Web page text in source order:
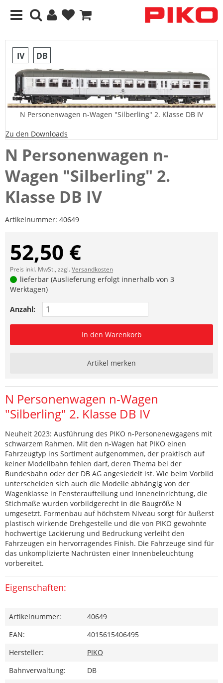
IV DB
N Personenwagen n-Wagen "Silberling" 2. Klasse DB IV
Zu den Downloads
N Personenwagen n-
Wagen "Silberling" 2.
Klasse DB IV
Artikelnummer: 40649
52,50 €
Preis inkl. MwSt., zzgl.Versandkosten
lieferbar (Auslieferung erfolgt innerhalb von 3
Werktagen)
Anzahl:
In den Warenkorb
Artikel merken
N Personenwagen n-Wagen
"Silberling" 2. Klasse DB IV
Neuheit 2023: Ausführung des PIKO n-Personenewgagens mit
schwarzem Rahmen. Mit den n-Wagen hat PIKO einen
Fahrzeugtyp ins Sortiment aufgenommen, der praktisch auf
keiner Modellbahn fehlen darf, deren Thema bei der
Bundesbahn oder der DB AG angesiedelt ist. Wie beim Vorbild
unterscheiden sich auch die Modelle abhängig von der
Wagenklasse in Fensteraufteilung und Inneneinrichtung, die
Stichmaße wurden vorbildgerecht in die Baugröße N
umgesetzt. Formenbau auf höchstem Niveau sorgt für äußerst
plastisch wirkende Drehgestelle und die von PIKO gewohnte
hochwertige Lackierung und Bedruckung verleiht den
Fahrzeugen ein hervorragendes Finish. Die Fahrzeuge sind für
das unkomplizierte Nachrüsten einer Innenbeleuchtung
vorbereitet.
Eigenschaften:
Artikelnummer:
40649
EAN:
4015615406495
Hersteller:
PIKO
Bahnverwaltung:
DB